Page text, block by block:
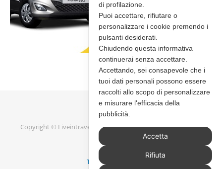
Copyright © Fiveintravel 2020 - 2026 |Bard Tema diWP Royal.
TORNA IN ALTO
di profilazione.
Puoi accettare, rifiutare o
personalizzare i cookie premendo i
pulsanti desiderati.
Chiudendo questa informativa
continuerai senza accettare.
Accettando, sei consapevole che i
tuoi dati personali possono essere
raccolti allo scopo di personalizzare
e misurare l'efficacia della
pubblicità.
Accetta
Rifiuta